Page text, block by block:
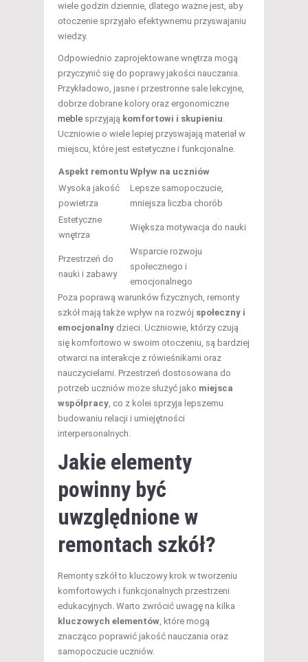
wiele godzin dziennie, dlatego ważne jest, aby
otoczenie sprzyjało efektywnemu przyswajaniu
wiedzy.
Odpowiednio zaprojektowane wnętrza mogą
przyczynić się do poprawy jakości nauczania.
Przykładowo, jasne i przestronne sale lekcyjne,
dobrze dobrane kolory oraz ergonomiczne
meble sprzyjają komfortowi i skupieniu.
Uczniowie o wiele lepiej przyswajają materiał w
miejscu, które jest estetyczne i funkcjonalne.
Aspekt remontu Wpływ na uczniów
Wysoka jakość
powietrza
Lepsze samopoczucie,
mniejsza liczba chorób
Estetyczne
wnętrza
Większa motywacja do nauki
Przestrzeń do
nauki i zabawy
Wsparcie rozwoju
społecznego i
emocjonalnego
Poza poprawą warunków fizycznych, remonty
szkół mają także wpływ na rozwój społeczny i
emocjonalny dzieci. Uczniowie, którzy czują
się komfortowo w swoim otoczeniu, są bardziej
otwarci na interakcje z rówieśnikami oraz
nauczycielami. Przestrzeń dostosowana do
potrzeb uczniów może służyć jako miejsca
współpracy, co z kolei sprzyja lepszemu
budowaniu relacji i umiejętności
interpersonalnych.
Jakie elementy
powinny być
uwzględnione w
remontach szkół?
Remonty szkół to kluczowy krok w tworzeniu
komfortowych i funkcjonalnych przestrzeni
edukacyjnych. Warto zwrócić uwagę na kilka
kluczowych elementów, które mogą
znacząco poprawić jakość nauczania oraz
samopoczucie uczniów.